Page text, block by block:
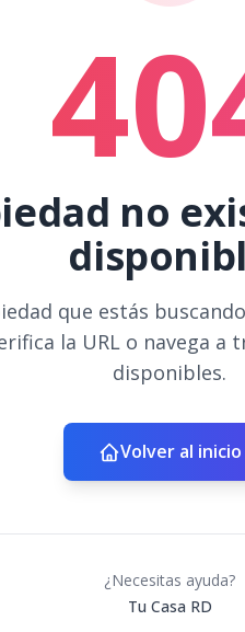
no
que estás
la URL o navega a
disponibles.
Volver al inicio
¿Necesitas ayuda?
Tu Casa RD